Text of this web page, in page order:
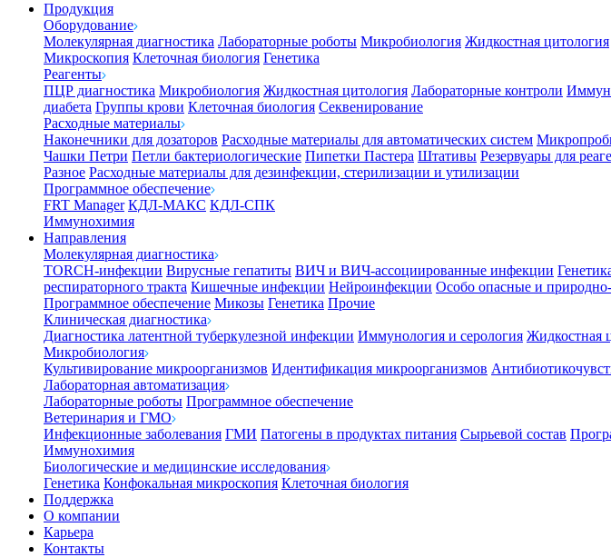
Продукция
Оборудование
Молекулярная диагностика Лабораторные роботы Микробиология Жидкостная цитология
Микроскопия Клеточная биология Генетика
Реагенты
ПЦР диагностика Микробиология Жидкостная цитология Лабораторные контроли
диабета Группы крови Клеточная биология Секвенирование
Расходные материалы
Наконечники для дозаторов Расходные материалы для автоматических систем
Чашки Петри Петли бактериологические Пипетки Пастера Штативы Резервуары для
Разное Расходные материалы для дезинфекции, стерилизации и утилизации
Программное обеспечение
FRT Manager КДЛ-МАКС КДЛ-СПК
Иммунохимия
Направления
Молекулярная диагностика
TORCH-инфекции Вирусные гепатиты ВИЧ и ВИЧ-ассоциированные инфекции
респираторного тракта Кишечные инфекции Нейроинфекции Особо опасные и
Программное обеспечение Микозы Генетика Прочие
Клиническая диагностика
Диагностика латентной туберкулезной инфекции Иммунология и серология Жидкостная
Микробиология
Культивирование микроорганизмов Идентификация микроорганизмов
Лабораторная автоматизация
Лабораторные роботы Программное обеспечение
Ветеринария и ГМО
Инфекционные заболевания ГМИ Патогены в продуктах питания Сырьевой состав
Иммунохимия
Биологические и медицинские исследования
Генетика Конфокальная микроскопия Клеточная биология
Поддержка
О компании
Карьера
Контакты